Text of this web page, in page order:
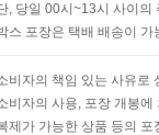
, 당일 00시~13시 사이의
스 포장은 택배 배송이
비자의 책임 있는 사유로
비자의 사용, 포장 개봉
제가 가능한 상품 등의